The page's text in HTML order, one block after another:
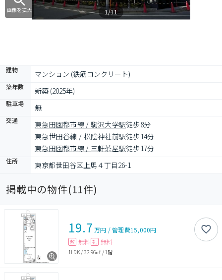
画像を拡大 1/11
建物 マンション (鉄筋コンクリート)
築年数 新築 (2025年)
駐車場 無
交通 東急田園都市線 / 駒沢大学駅徒歩8分
東急世田谷線 / 松陰神社前駅徒歩14分
東急田園都市線 / 三軒茶屋駅徒歩17分
住所 東京都世田谷区上馬４丁目26-1
掲載中の物件(11件)
19.7 万円 /管理費15,000円
敷 無料 礼 無料
1LDK/32.96㎡ / 1階